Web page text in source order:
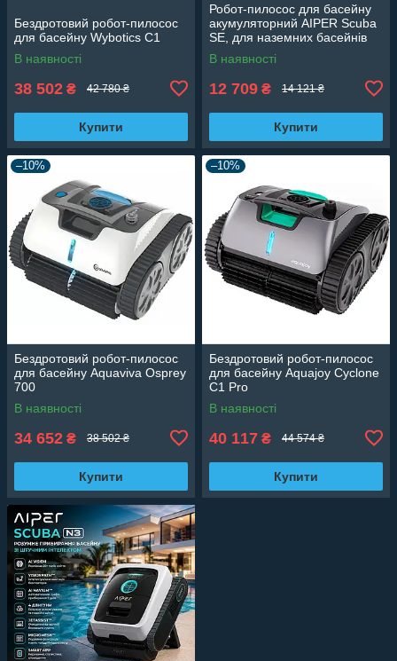
Бездротовий робот-пилосос
для басейну Wybotics C1
В наявності
38 502 ₴ 42 780 ₴
Купити
Робот-пилосос для басейну
акумуляторний AIPER Scuba
SE, для наземних басейнів
(дно) до 80м3
В наявності
12 709 ₴ 14 121 ₴
Купити
–10%
Бездротовий робот-пилосос
для басейну Aquaviva Osprey
700
В наявності
34 652 ₴ 38 502 ₴
Купити
–10%
Бездротовий робот-пилосос
для басейну Aquajoy Cyclone
C1 Pro
В наявності
40 117 ₴ 44 574 ₴
Купити